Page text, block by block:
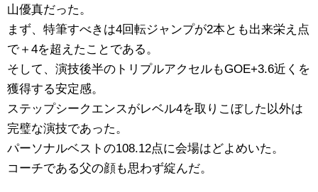
山優真だった。
まず、特筆すべきは4回転ジャンプが2本とも出来栄え点
で＋4を超えたことである。
そして、演技後半のトリプルアクセルもGOE+3.6近くを
獲得する安定感。
ステップシークエンスがレベル4を取りこぼした以外は
完璧な演技であった。
パーソナルベストの108.12点に会場はどよめいた。
コーチである父の顔も思わず綻んだ。